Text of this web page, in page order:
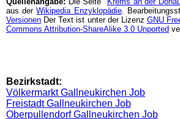
aus derWikipedia Enzyklopädie.
Versionen Der Text ist unter der LizenzGNU
Commons Attribution-ShareAlike 3.0 Unported
Bezirkstadt:
Völkermarkt Gallneukirchen Job
Freistadt Gallneukirchen Job
Oberpullendorf Gallneukirchen Job